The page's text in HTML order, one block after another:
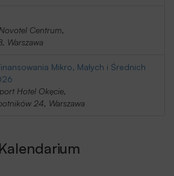
Centrum,
Warszawa
Mikro, Małych i Średnich
Hotel Okęcie,
24, Warszawa
Kalendarium